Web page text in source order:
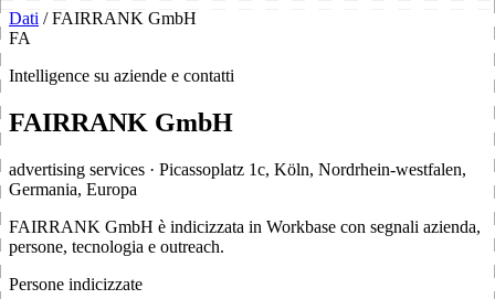
Dati / FAIRRANK GmbH
FA
Intelligence su aziende e contatti
FAIRRANK GmbH
advertising services · Picassoplatz 1c, Köln, Nordrhein-westfalen,
Germania, Europa
FAIRRANK GmbH è indicizzata in Workbase con segnali azienda,
persone, tecnologia e outreach.
Persone indicizzate